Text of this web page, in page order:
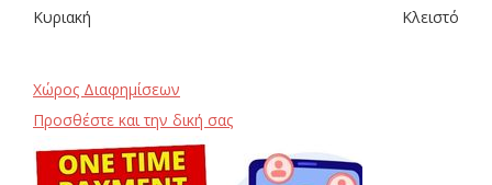
Κυριακή
Κλειστό
Χώρος Διαφημίσεων
Προσθέστε και την δική σας